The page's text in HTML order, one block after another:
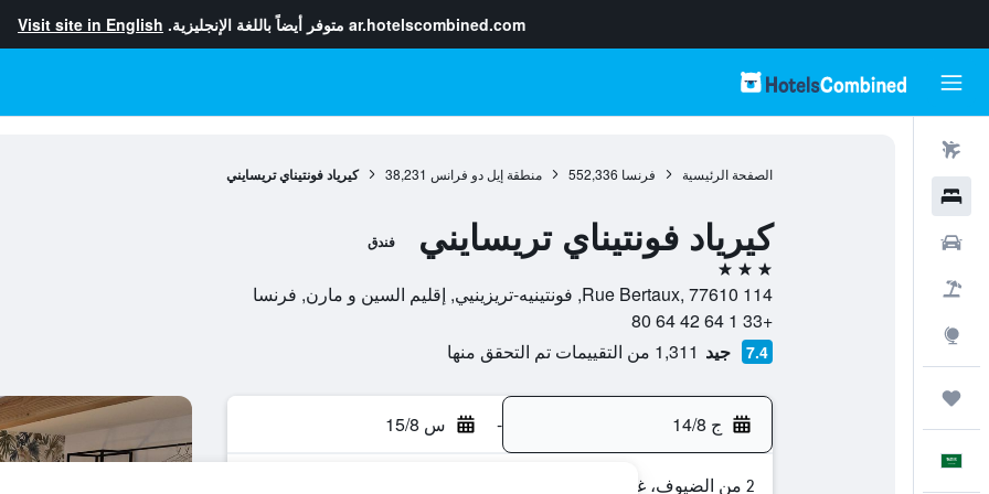
ar.hotelscombined.com متوفر أيضاً باللغة الإنجليزية. Visit site in English
الصفحة الرئيسية فرنسا 552,336 منطقة إيل دو فرانس 38,231 كيرياد فونتيناي تريسايني
كيرياد فونتيناي تريسايني فندق
3 نجوم
114 Rue Bertaux, 77610, فونتينيه-تريزينيي, إقليم السين و مارن, فرنسا
+33 1 64 42 64 80
7.4 جيد 1,311 من التقييمات تم التحقق منها
ج 14/8 - س 15/8
2 من الضيوف، غرفة واحدة